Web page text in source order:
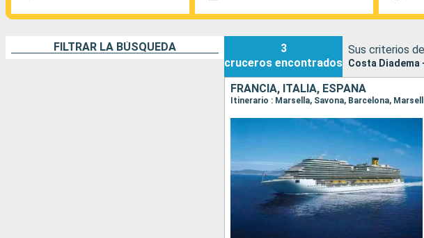
FILTRAR LA BÚSQUEDA
3
cruceros encontrados
Sus criterios
Costa Diadema
FRANCIA, ITALIA, ESPAÑA
Itinerario : Marsella, Savona, Barcelona,